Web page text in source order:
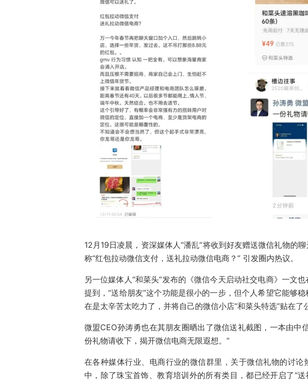
12月19日凌晨，资深媒体人“潘乱”将收到好友赠送微信礼物的
称“红包拉动微信支付，送礼拉动微信电商？” 引发圈内热议。
另一位媒体人“和菜头”发布的《微信今天启动社交电商》一文
提到，“送给朋友”这个功能是很小的一步，但个人希望它能够
在是太辛苦太吃力了，并将自己的微信小店“和菜头特选”贴在了
微盟CEO孙涛勇也在其朋友圈晒出了微信送礼截图，一本由中
份礼物请收下，揭开微信电商无限遐想。”
在各种媒体行业、电商行业的微信群里，关于微信礼物的讨论
中，除了珠宝首饰、教育培训外的所有类目，都已经开启了“